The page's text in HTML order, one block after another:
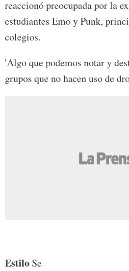
reaccionó preocupada por la
estudiantes Emo y Punk,
colegios.
'Algo que podemos notar y
grupos que no hacen uso de
Estilo Se